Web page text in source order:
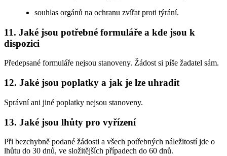
souhlas orgánů na ochranu zvířat proti týrání.
11. Jaké jsou potřebné formuláře a kde jsou k
dispozici
Předepsané formuláře nejsou stanoveny. Žádost si píše žadatel sám.
12. Jaké jsou poplatky a jak je lze uhradit
Správní ani jiné poplatky nejsou stanoveny.
13. Jaké jsou lhůty pro vyřízení
Při bezchybně podané žádosti a všech potřebných náležitostí jde o
lhůtu do 30 dnů, ve složitějších případech do 60 dnů.